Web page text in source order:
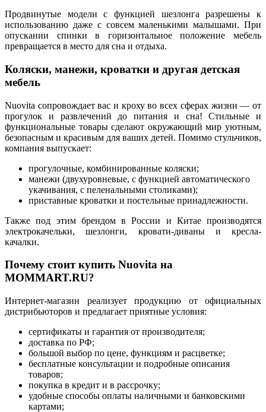
Продвинутые модели с функцией шезлонга разрешены к
использованию даже с совсем маленькими малышами. При
опускании спинки в горизонтальное положение мебель
превращается в место для сна и отдыха.
Коляски, манежи, кроватки и другая детская
мебель
Nuovita сопровождает вас и кроху во всех сферах жизни — от
прогулок и развлечений до питания и сна! Стильные и
функциональные товары сделают окружающий мир уютным,
безопасным и красивым для ваших детей. Помимо стульчиков,
компания выпускает:
прогулочные, комбинированные коляски;
манежи (двухуровневые, с функцией автоматического
укачивания, с пеленальными столиками);
приставные кроватки и постельные принадлежности.
Также под этим брендом в России и Китае производятся
электрокачельки, шезлонги, кровати-диваны и кресла-
качалки.
Почему стоиткупить Nuovita на
MOMMART.RU?
Интернет-магазин реализует продукцию от официальных
дистрибьюторов и предлагает приятные условия:
сертификаты и гарантия от производителя;
доставка по РФ;
большой выбор по цене, функциям и расцветке;
бесплатные консультации и подробные описания
товаров;
покупка в кредит и в рассрочку;
удобные способы оплаты наличными и банковскими
картами;